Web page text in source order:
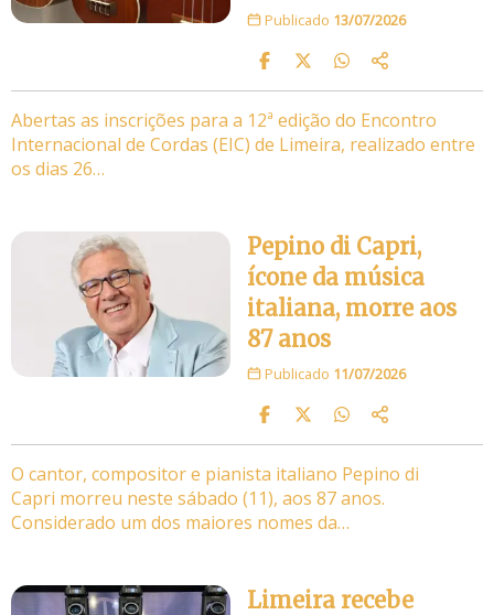
Publicado 13/07/2026
Abertas as inscrições para a 12ª edição do Encontro
Internacional de Cordas (EIC) de Limeira, realizado entre
os dias 26…
Pepino di Capri,
ícone da música
italiana, morre aos
87 anos
Publicado 11/07/2026
O cantor, compositor e pianista italiano Pepino di
Capri morreu neste sábado (11), aos 87 anos.
Considerado um dos maiores nomes da…
Limeira recebe